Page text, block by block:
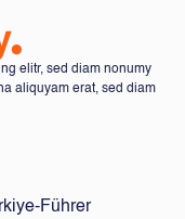
elitr, sed diam nonumy
aliquyam erat, sed diam
Führer